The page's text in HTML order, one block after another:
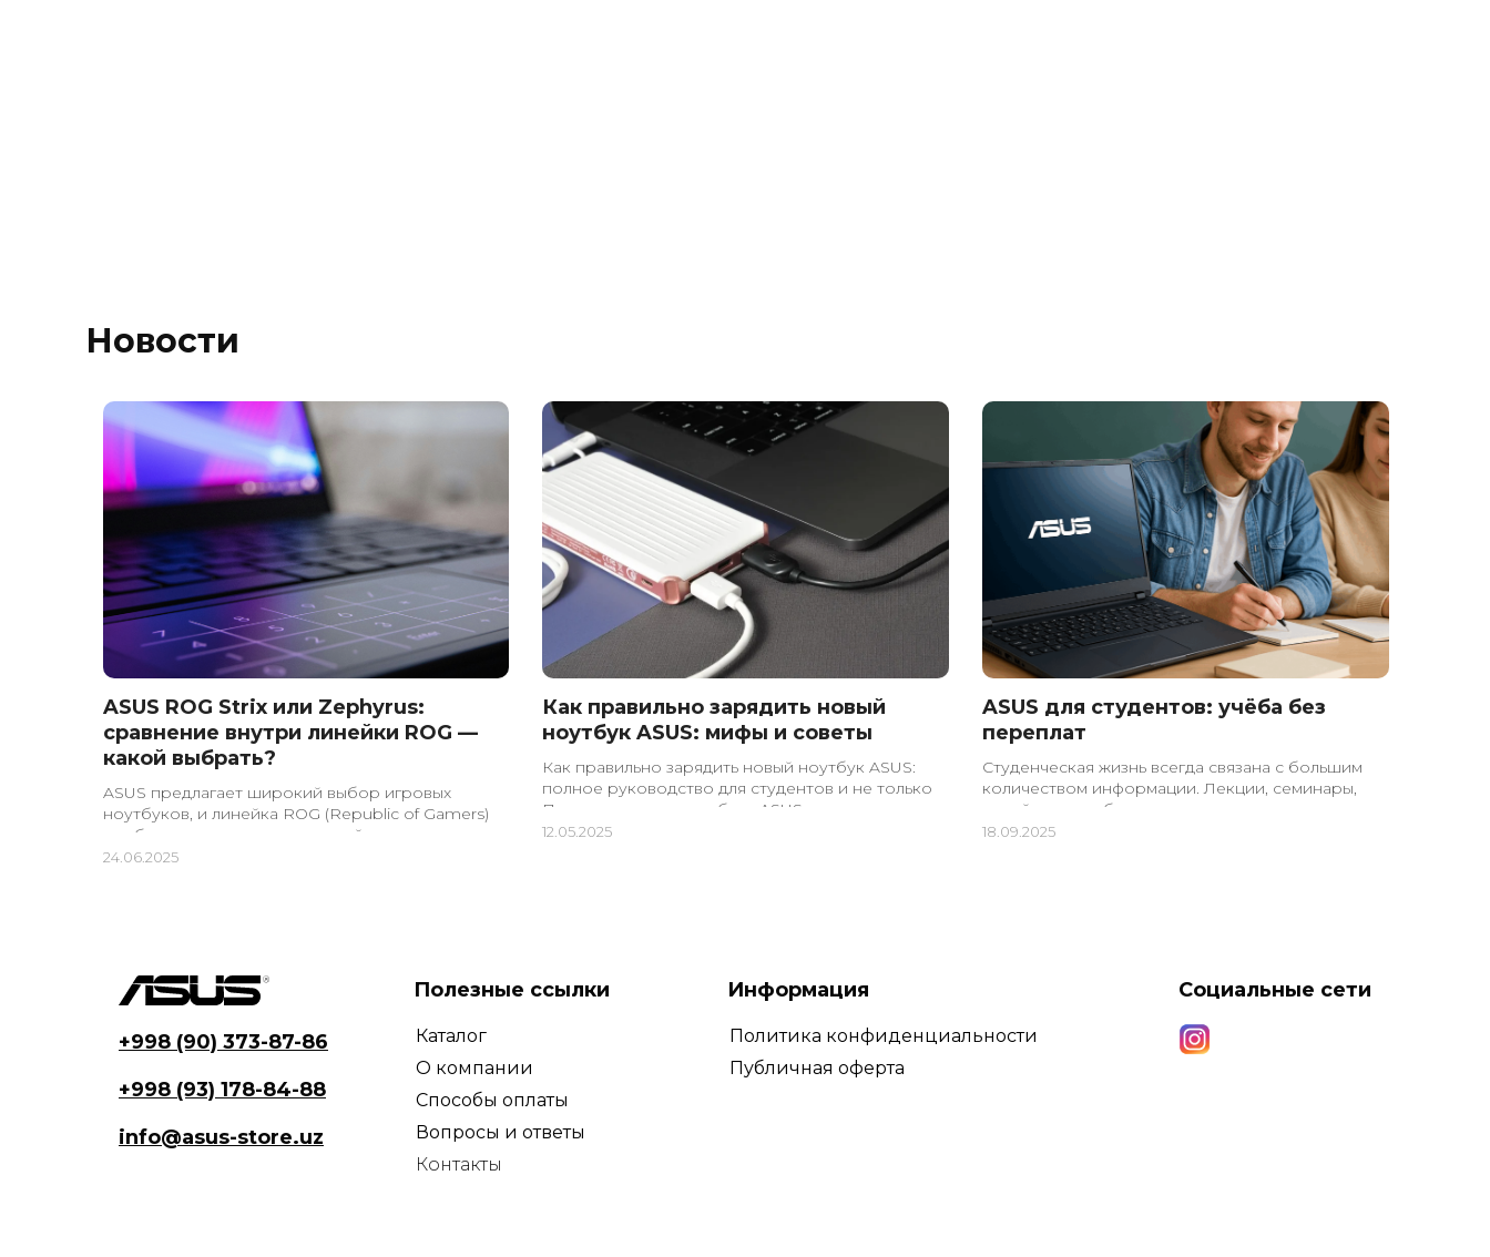
Новости
ASUS ROG Strix или Zephyrus:
сравнение внутри линейки ROG —
какой выбрать?
ASUS предлагает широкий выбор игровых
ноутбуков, и линейка ROG (Republic of Gamers)
особенно популярна среди геймеров и тех, кто
работает...
24.06.2025
Как правильно зарядить новый
ноутбук ASUS: мифы и советы
Как правильно зарядить новый ноутбук ASUS:
полное руководство для студентов и не только
Покупка нового ноутбука ASUS — это всегда...
12.05.2025
ASUS для студентов: учёба без
переплат
Студенческая жизнь всегда связана с большим
количеством информации. Лекции, семинары,
онлайн-курсы, бесконечные конспекты и
презентации — всё это требует надёжного...
18.09.2025
+998 (90) 373-87-86
+998 (93) 178-84-88
info@asus-store.uz
Полезные ссылки
Каталог
О компании
Способы оплаты
Вопросы и ответы
Контакты
Информация
Политика конфиденциальности
Публичная оферта
Социальные сети